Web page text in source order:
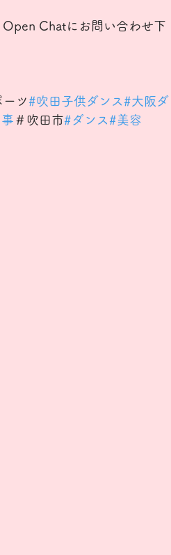
Chatにお問い合わせ下
ツ #吹田子供ダンス #大阪ダ
＃吹田市#ダンス #美容